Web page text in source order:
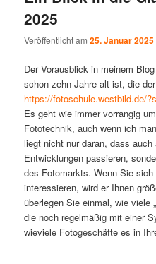
2025
Veröffentlicht am25. Januar 2025
Der Vorausblick in meinem
schon zehn Jahre alt ist, die
https://fotoschule.westbild.de/
Es geht wie immer vorrangig
Fototechnik, auch wenn ich
liegt nicht nur daran, dass
Entwicklungen passieren,
des Fotomarkts. Wenn Sie
interessieren, wird er Ihnen
überlegen Sie einmal, wie viele
die noch regelmäßig mit einer
wieviele Fotogeschäfte es in